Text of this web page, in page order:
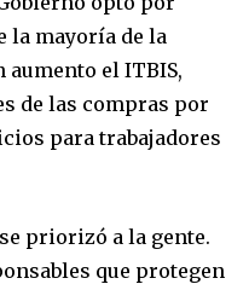
la mayoría de la
el ITBIS,
de las compras por
para trabajadores
priorizó a la gente.
que protegen